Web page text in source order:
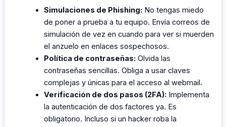
Simulaciones de Phishing: No tengas miedo
de poner a prueba a tu equipo. Envía correos de
simulación de vez en cuando para ver si muerden
el anzuelo en enlaces sospechosos.
Política de contraseñas: Olvida las
contraseñas sencillas. Obliga a usar claves
complejas y únicas para el acceso al webmail.
Verificación de dos pasos (2FA): Implementa
la autenticación de dos factores ya. Es
obligatorio. Incluso si un hacker roba la